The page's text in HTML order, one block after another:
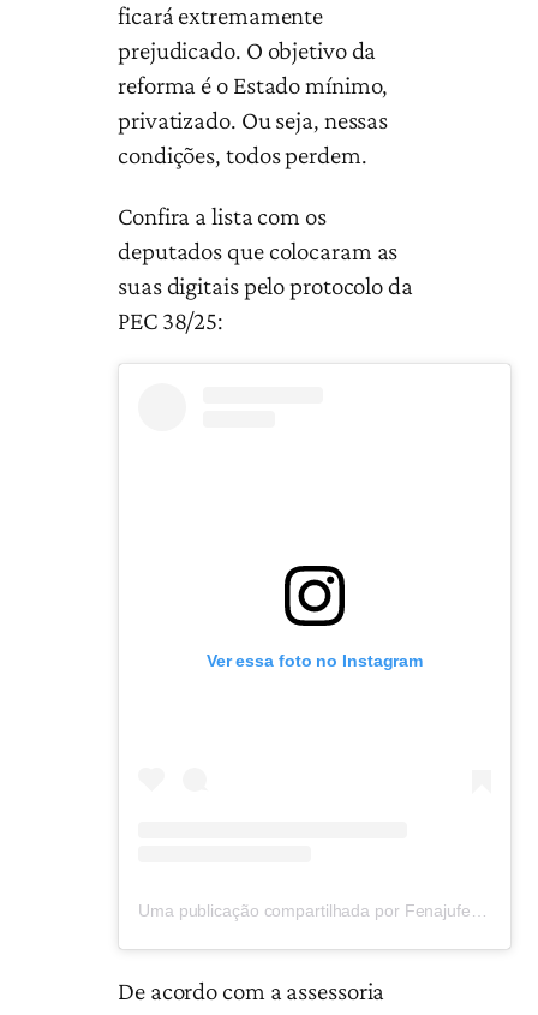
ficará extremamente
prejudicado. O objetivo da
reforma é o Estado mínimo,
privatizado. Ou seja, nessas
condições, todos perdem.
Confira a lista com os
deputados que colocaram as
suas digitais pelo protocolo da
PEC 38/25:
Ver essa foto no Instagram
De acordo com a assessoria